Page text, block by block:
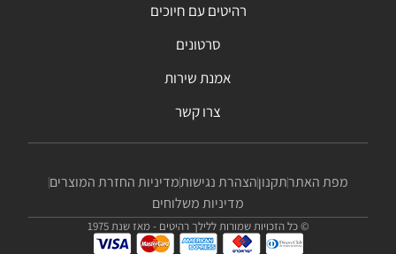
רהיטים עם חיוכים
סרטונים
אמנת שירות
צרו קשר
מפת האתרתקנוןהצהרת נגישותמדיניות החזרת המוצרים
מדיניות משלוחים
© כל הזכויות שמורות ללילך רהיטים - מאז שנת 1975